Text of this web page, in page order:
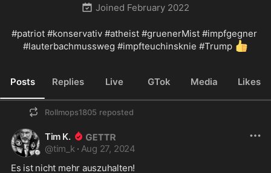
Joined February 2022
#patriot #konservativ #atheist #gruenerMist #impfgegner
#lauterbachmussweg #impfteuchinsknie #Trump 👍
Posts Replies Live GTok Media Likes
Rollmops1805 reposted
Tim K.
@tim_k · Aug 27, 2024
Es ist nicht mehr auszuhalten!